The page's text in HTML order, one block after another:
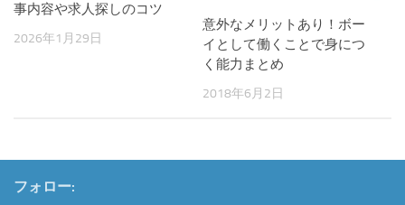
事内容や求人探しのコツ
2026年1月29日
意外なメリットあり！ボー
イとして働くことで身につ
く能力まとめ
2018年6月2日
フォロー: